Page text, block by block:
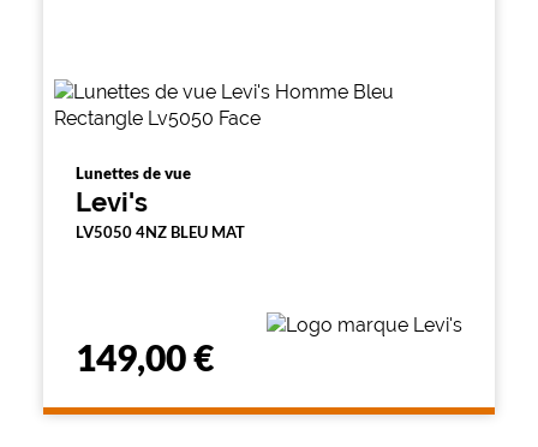
Lunettes de vue
Levi's
LV5050 4NZ BLEU MAT
149,00 €